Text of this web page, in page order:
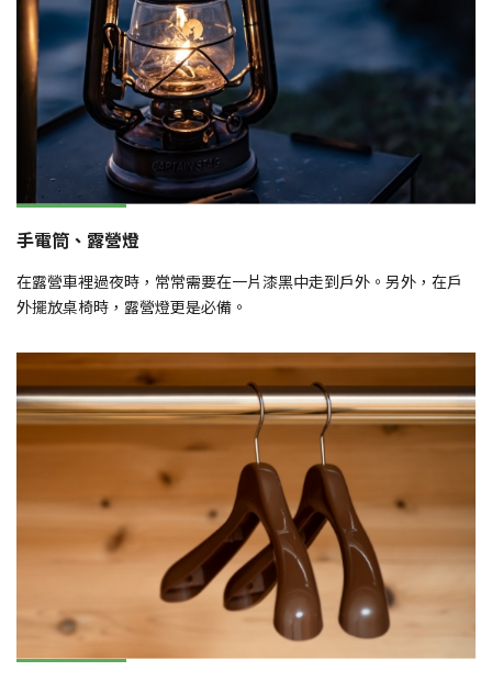
手電筒、露營燈
在露營車裡過夜時，常常需要在一片漆黑中走到戶外。另外，在戶
外擺放桌椅時，露營燈更是必備。